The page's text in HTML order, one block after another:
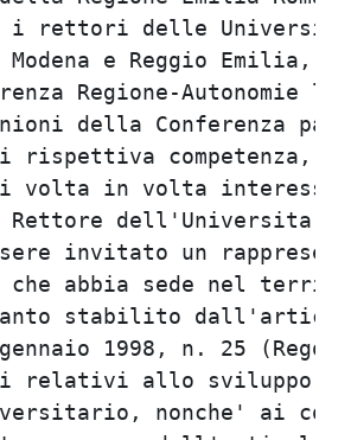
i rettori delle
Modena e Reggio
Regione-
della
di rispettiva
di volta in volta
Rettore
invitato un
che abbia sede
stabilito
gennaio 1998, n.
relativi allo
universitario,